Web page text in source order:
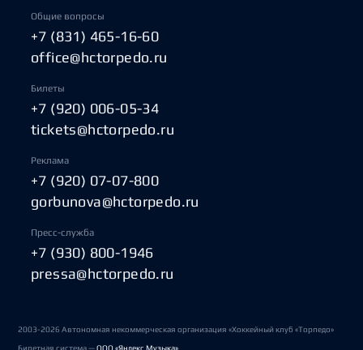
Общие вопросы
+7 (831) 465-16-60
office@hctorpedo.ru
Билеты
+7 (920) 006-05-34
tickets@hctorpedo.ru
Реклама
+7 (920) 07-07-800
gorbunova@hctorpedo.ru
Пресс-служба
+7 (930) 800-1946
pressa@hctorpedo.ru
2003-2026 Автономная некоммерческая организация «Хоккейный клуб «Торпедо»
Билетная система —ООО «Яндекс Музыка»